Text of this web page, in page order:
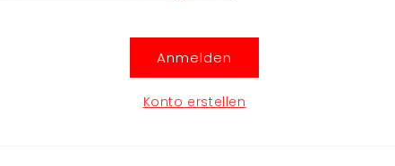
Anmelden
Konto erstellen